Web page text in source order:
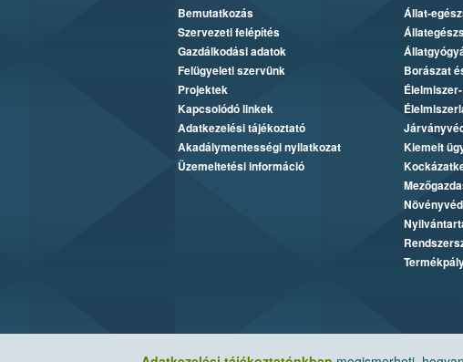
Bemutatkozás
Szervezeti felépítés
Gazdálkodási adatok
Felügyeleti szervünk
Projektek
Kapcsolódó linkek
Adatkezelési tájékoztató
Akadálymentességi nyilatkozat
Üzemeltetési információ
Állat-
Borászat
Kiemelt